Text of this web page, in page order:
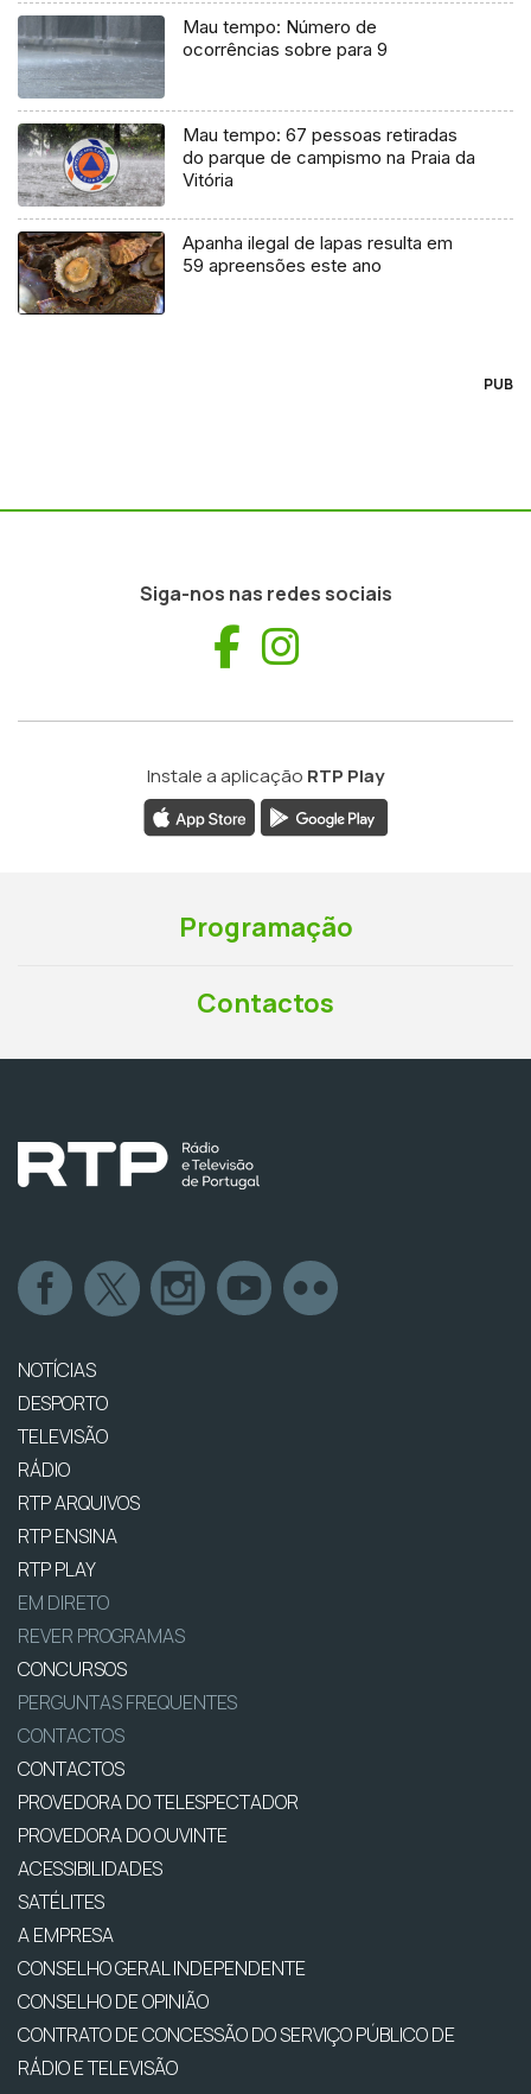
Mau tempo: Número de
ocorrências sobre para 9
Mau tempo: 67 pessoas retiradas
do parque de campismo na Praia da
Vitória
Apanha ilegal de lapas resulta em
59 apreensões este ano
PUB
Siga-nos nas redes sociais
Facebook
Instale a aplicação RTP Play
Programação
Contactos
NOTÍCIAS
DESPORTO
TELEVISÃO
RÁDIO
RTP ARQUIVOS
RTP ENSINA
RTP PLAY
EM DIRETO
REVER PROGRAMAS
CONCURSOS
PERGUNTAS FREQUENTES
CONTACTOS
CONTACTOS
PROVEDORA DO TELESPECTADOR
PROVEDORA DO OUVINTE
ACESSIBILIDADES
SATÉLITES
A EMPRESA
CONSELHO GERAL INDEPENDENTE
CONSELHO DE OPINIÃO
CONTRATO DE CONCESSÃO DO SERVIÇO PÚBLICO DE
RÁDIO E TELEVISÃO